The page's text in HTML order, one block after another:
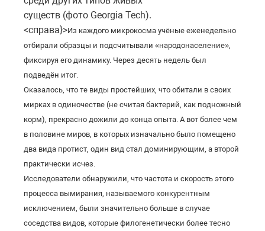
существ (фото Georgia Tech).
<справа}>Из каждого микрокосма учёные еженедельно
отбирали образцы и подсчитывали «народонаселение»,
фиксируя его динамику. Через десять недель был
подведён итог.
Оказалось, что те виды простейших, что обитали в своих
мирках в одиночестве (не считая бактерий, как подножный
корм), прекрасно дожили до конца опыта. А вот более чем
в половине миров, в которых изначально было помещено
два вида протист, один вид стал доминирующим, а второй
практически исчез.
Исследователи обнаружили, что частота и скорость этого
процесса вымирания, называемого конкурентным
исключением, были значительно больше в случае
соседства видов, которые филогенетически более тесно